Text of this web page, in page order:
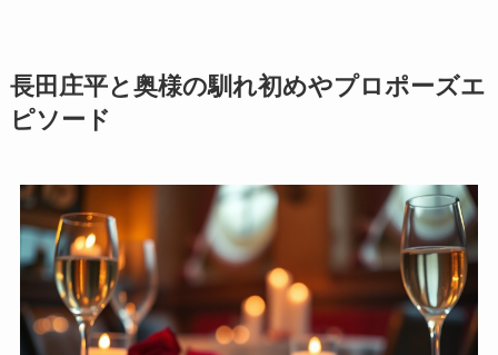
長田庄平と奥様の馴れ初めやプロポーズエ
ピソード